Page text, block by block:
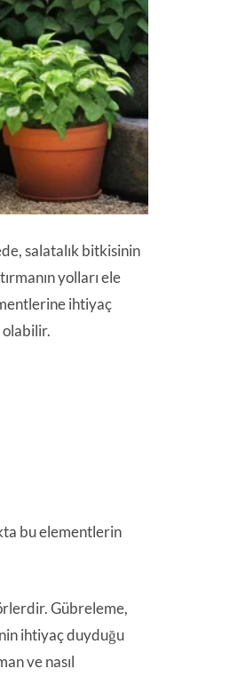
salatalık bitkisinin
yolları ele
ihtiyaç
bu elementlerin
Gübreleme,
ihtiyaç duyduğu
ve nasıl